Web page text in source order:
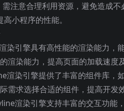
注意合理利用资源，避免造成
小程序的性能。
染引擎具有高性能的渲染能力
渲染能力，提高页面的加载速度
渲染引擎提供了丰富的组件库
需求选择合适的组件，提高开发效
渲染引擎支持丰富的交互功